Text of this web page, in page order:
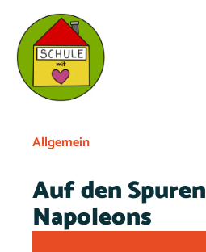
Allgemein
Auf den Spuren
Napoleons